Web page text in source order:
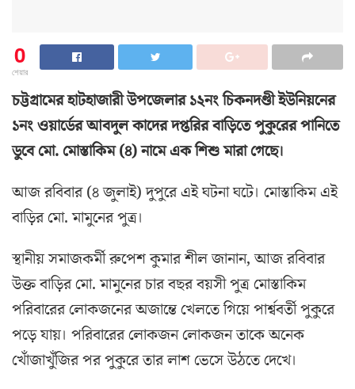
0
শেয়ার
চট্টগ্রামের হাটহাজারী উপজেলার ১২নং চিকনদণ্ডী ইউনিয়নের
১নং ওয়ার্ডের আবদুল কাদের দপ্তরির বাড়িতে পুকুরের পানিতে
ডুবে মো. মোস্তাকিম (৪) নামে এক শিশু মারা গেছে।
আজ রবিবার (৪ জুলাই) দুপুরে এই ঘটনা ঘটে। মোস্তাকিম এই
বাড়ির মো. মামুনের পুত্র।
স্থানীয় সমাজকর্মী রুপেশ কুমার শীল জানান, আজ রবিবার
উক্ত বাড়ির মো. মামুনের চার বছর বয়সী পুত্র মোস্তাকিম
পরিবারের লোকজনের অজান্তে খেলতে গিয়ে পার্শ্ববর্তী পুকুরে
পড়ে যায়। পরিবারের লোকজন লোকজন তাকে অনেক
খোঁজাখুঁজির পর পুকুরে তার লাশ ভেসে উঠতে দেখে।